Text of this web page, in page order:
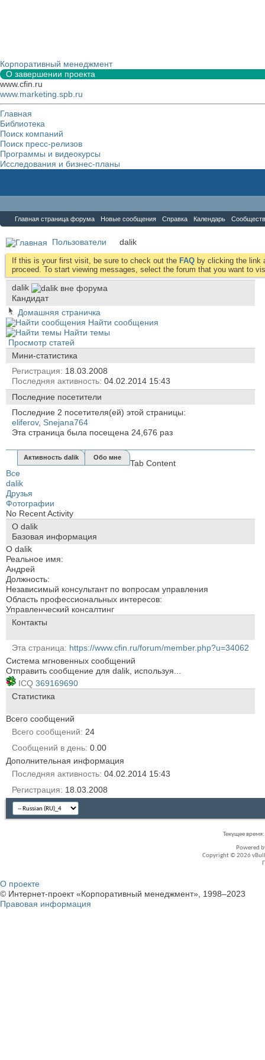
Корпоративный менеджмент
О завершении проекта
www.cfin.ru
www.marketing.spb.ru
Главная
Библиотека
Поиск компаний
Поиск пресс-релизов
Программы и видеокурсы
Исследования и бизнес-планы
Главная страница форума Новые сообщения Справка Календарь
Пользователи dalik
If this is your first visit, be sure to check out the FAQ by clicking the link
proceed. To start viewing messages, select the forum that you want to
dalik
Кандидат
Домашняя страничка
Найти сообщения
Найти темы
Просмотр статей
Мини-статистика
Регистрация
18.03.2008
Последняя активность 04.02.2014 15:43
Последние посетители
Последние 2 посетителя(ей) этой страницы:
eliferov, Snejana764
Эта страница была посещена 24,676 раз
Активность dalik Обо мне
Tab Content
Все
dalik
Друзья
Фотографии
No Recent Activity
О dalik
Базовая информация
О dalik
Реальное имя:
Андрей
Должность:
Независимый консультант по вопросам управления
Область профессиональных интересов:
Управленческий консалтинг
Контакты
Эта страница
https://www.cfin.ru/forum/member.php?u=34062
Система мгновенных сообщений
Отправить сообщение для dalik, используя...
ICQ 369169690
Статистика
Всего сообщений
Всего сообщений
24
Сообщений в день 0.00
Дополнительная информация
Последняя активность 04.02.2014 15:43
Регистрация
18.03.2008
Текущее время:
Powered
Copyright © 2026
О проекте
© Интернет-проект «Корпоративный менеджмент», 1998–2023
Правовая информация